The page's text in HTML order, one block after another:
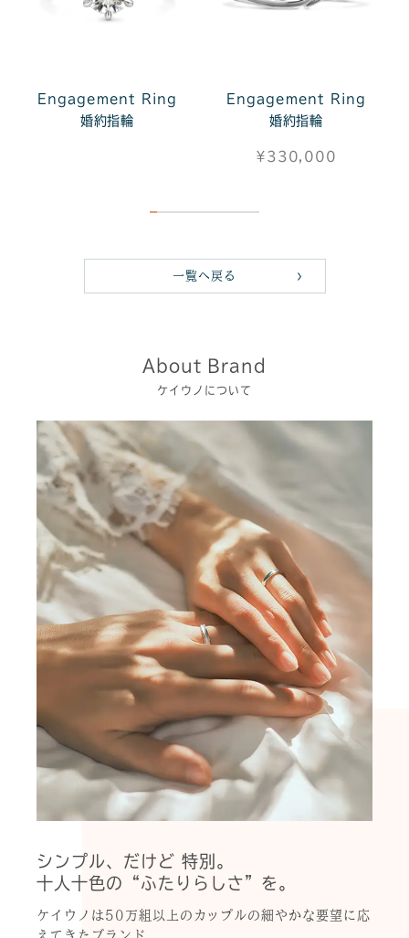
Engagement Ring
婚約指輪
Engagement Ring
婚約指輪
¥330,000
一覧へ戻る
About Brand
ケイウノについて
シンプル、だけど 特別。
十人十色の“ふたりらしさ”を。
ケイウノは50万組以上のカップルの細やかな要望に応
えてきたブランド。